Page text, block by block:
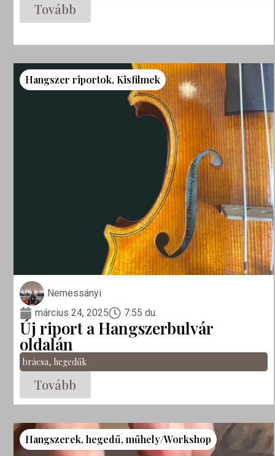
Tovább
Hangszer riportok, Kisfilmek
Nemessányi
március 24, 2025
7:55 du.
Új riport a Hangszerbulvár
oldalán
brácsa, hegedűk
Tovább
Hangszerek,hegedű,műhely/Workshop